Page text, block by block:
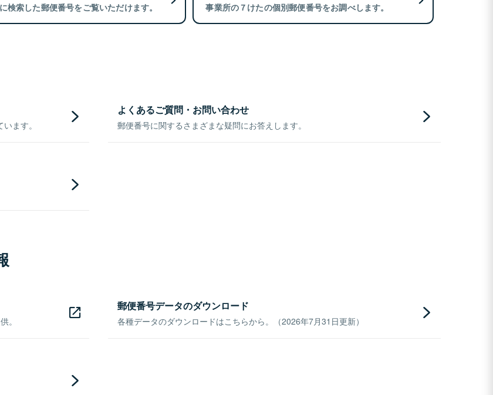
検索した郵便番号をご覧いただけます。 事業所の７けたの個別郵便番号をお調べします。
ます。
よくあるご質問・お問い合わせ
郵便番号に関するさまざまな疑問にお答えします。
。
郵便番号データのダウンロード
各種データのダウンロードはこちらから。（2026年7月31日更新）